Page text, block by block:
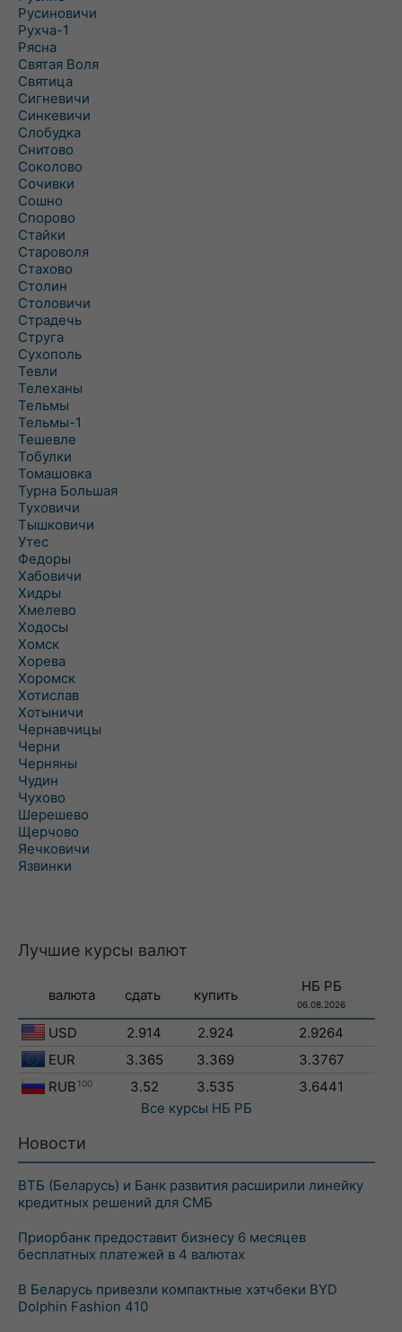
Русиновичи
Рухча-1
Рясна
Святая Воля
Святица
Сигневичи
Синкевичи
Слобудка
Снитово
Соколово
Сочивки
Сошно
Спорово
Стайки
Староволя
Стахово
Столин
Столовичи
Страдечь
Струга
Сухополь
Тевли
Телеханы
Тельмы
Тельмы-1
Тешевле
Тобулки
Томашовка
Турна Большая
Туховичи
Тышковичи
Утес
Федоры
Хабовичи
Хидры
Хмелево
Ходосы
Хомск
Хорева
Хоромск
Хотислав
Хотыничи
Чернавчицы
Черни
Черняны
Чудин
Чухово
Шерешево
Щерчово
Яечковичи
Язвинки
Лучшие курсы валют
валюта сдать купить
НБ РБ
06.08.2026
USD 2.914 2.924
2.9264
EUR
3.365 3.369
3.3767
RUB 100 3.52 3.535
3.6441
Все курсы НБ РБ
Новости
ВТБ (Беларусь) и Банк развития расширили линейку
кредитных решений для СМБ
Приорбанк предоставит бизнесу 6 месяцев
бесплатных платежей в 4 валютах
В Беларусь привезли компактные хэтчбеки BYD
Dolphin Fashion 410